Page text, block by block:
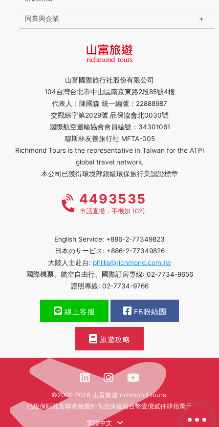
山富國際旅行社股份有限公司
104台灣台北市中山區南京東路2段85號4樓
代表人：陳國森 統一編號：22888987
交觀綜字第2029號 品保協會北0030號
國際航空運輸協會會員編號：34301061
穆斯林友善旅行社 MFTA-005
Richmond Tours is the representative in Taiwan for the ATPI
global travel network.
本公司已獲得環境部銀級環保旅行業認證標章
同業與企業
4493535
市話直撥，手機加 (02)
English Service: +886-2-77349823
日本のサービス: +886-2-77349826
大陸人士赴台: phillis@richmond.com.tw
國際機票、航空自由行、國際訂房專線: 02-7734-9656
證照專線: 02-7734-9766
線上客服 FB粉絲團
旅遊攻略
©2001-2026 山富旅遊 richmond tours.
已投保旺旺友聯產物履約保證保險新台幣壹億貳仟肆佰萬元
繁體中文